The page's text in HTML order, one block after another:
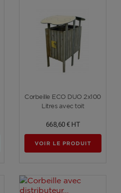
Voir plus
Corbeille ECO DUO 2x100
Litres avec toit
668,60 € HT
VOIR LE PRODUIT